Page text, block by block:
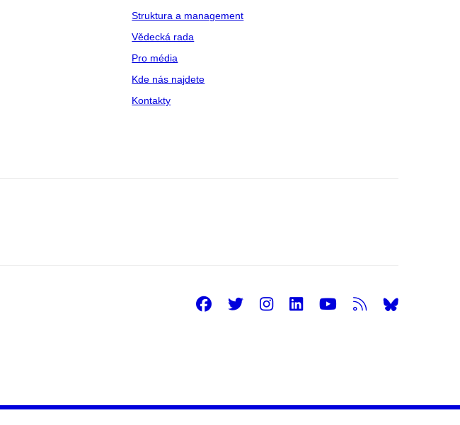
Struktura a management
Vědecká rada
Pro média
Kde nás najdete
Kontakty
Facebook
Twitter
Instagram
LinkedIn
Youtube
RSS